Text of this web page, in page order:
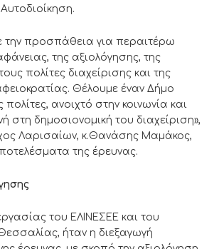
την προσπάθεια για περαιτέρω
της αξιολόγησης, της
πολίτες διαχείρισης και της
Θέλουμε έναν Δήμο
πολίτες, ανοιχτό στην κοινωνία και
στη δημοσιονομική του διαχείριση»,
Λαρισαίων, κ.Θανάσης Μαμάκος,
της έρευνας.
του ΕΛΙΝΕΣΕΕ και του
ήταν η διεξαγωγή